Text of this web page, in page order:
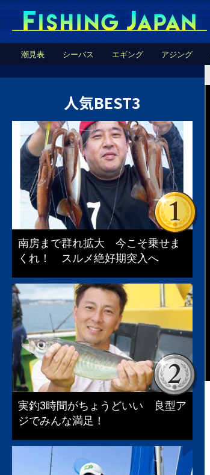
潮見表 シーバス エギング アジング
人気BEST3
南房まで群れ拡大 今こそ乗せま
くれ！ スルメ絶好期突入へ
実釣3時間がちょうどいい 良型ア
ジでみんな満足！